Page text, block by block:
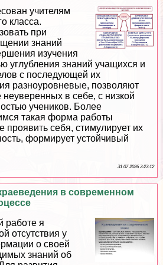
учителям
класса.
при
знаний
изучения
углубления знаний учащихся и
с последующей их
разноуровневые, позволяют
неуверенных в себе, с низкой
учеников. Более
такая форма работы
проявить себя, стимулирует их
формирует устойчивый
31 07 2026 3:23:12
в современном
работе я
отсутствия у
о своей
знаний об